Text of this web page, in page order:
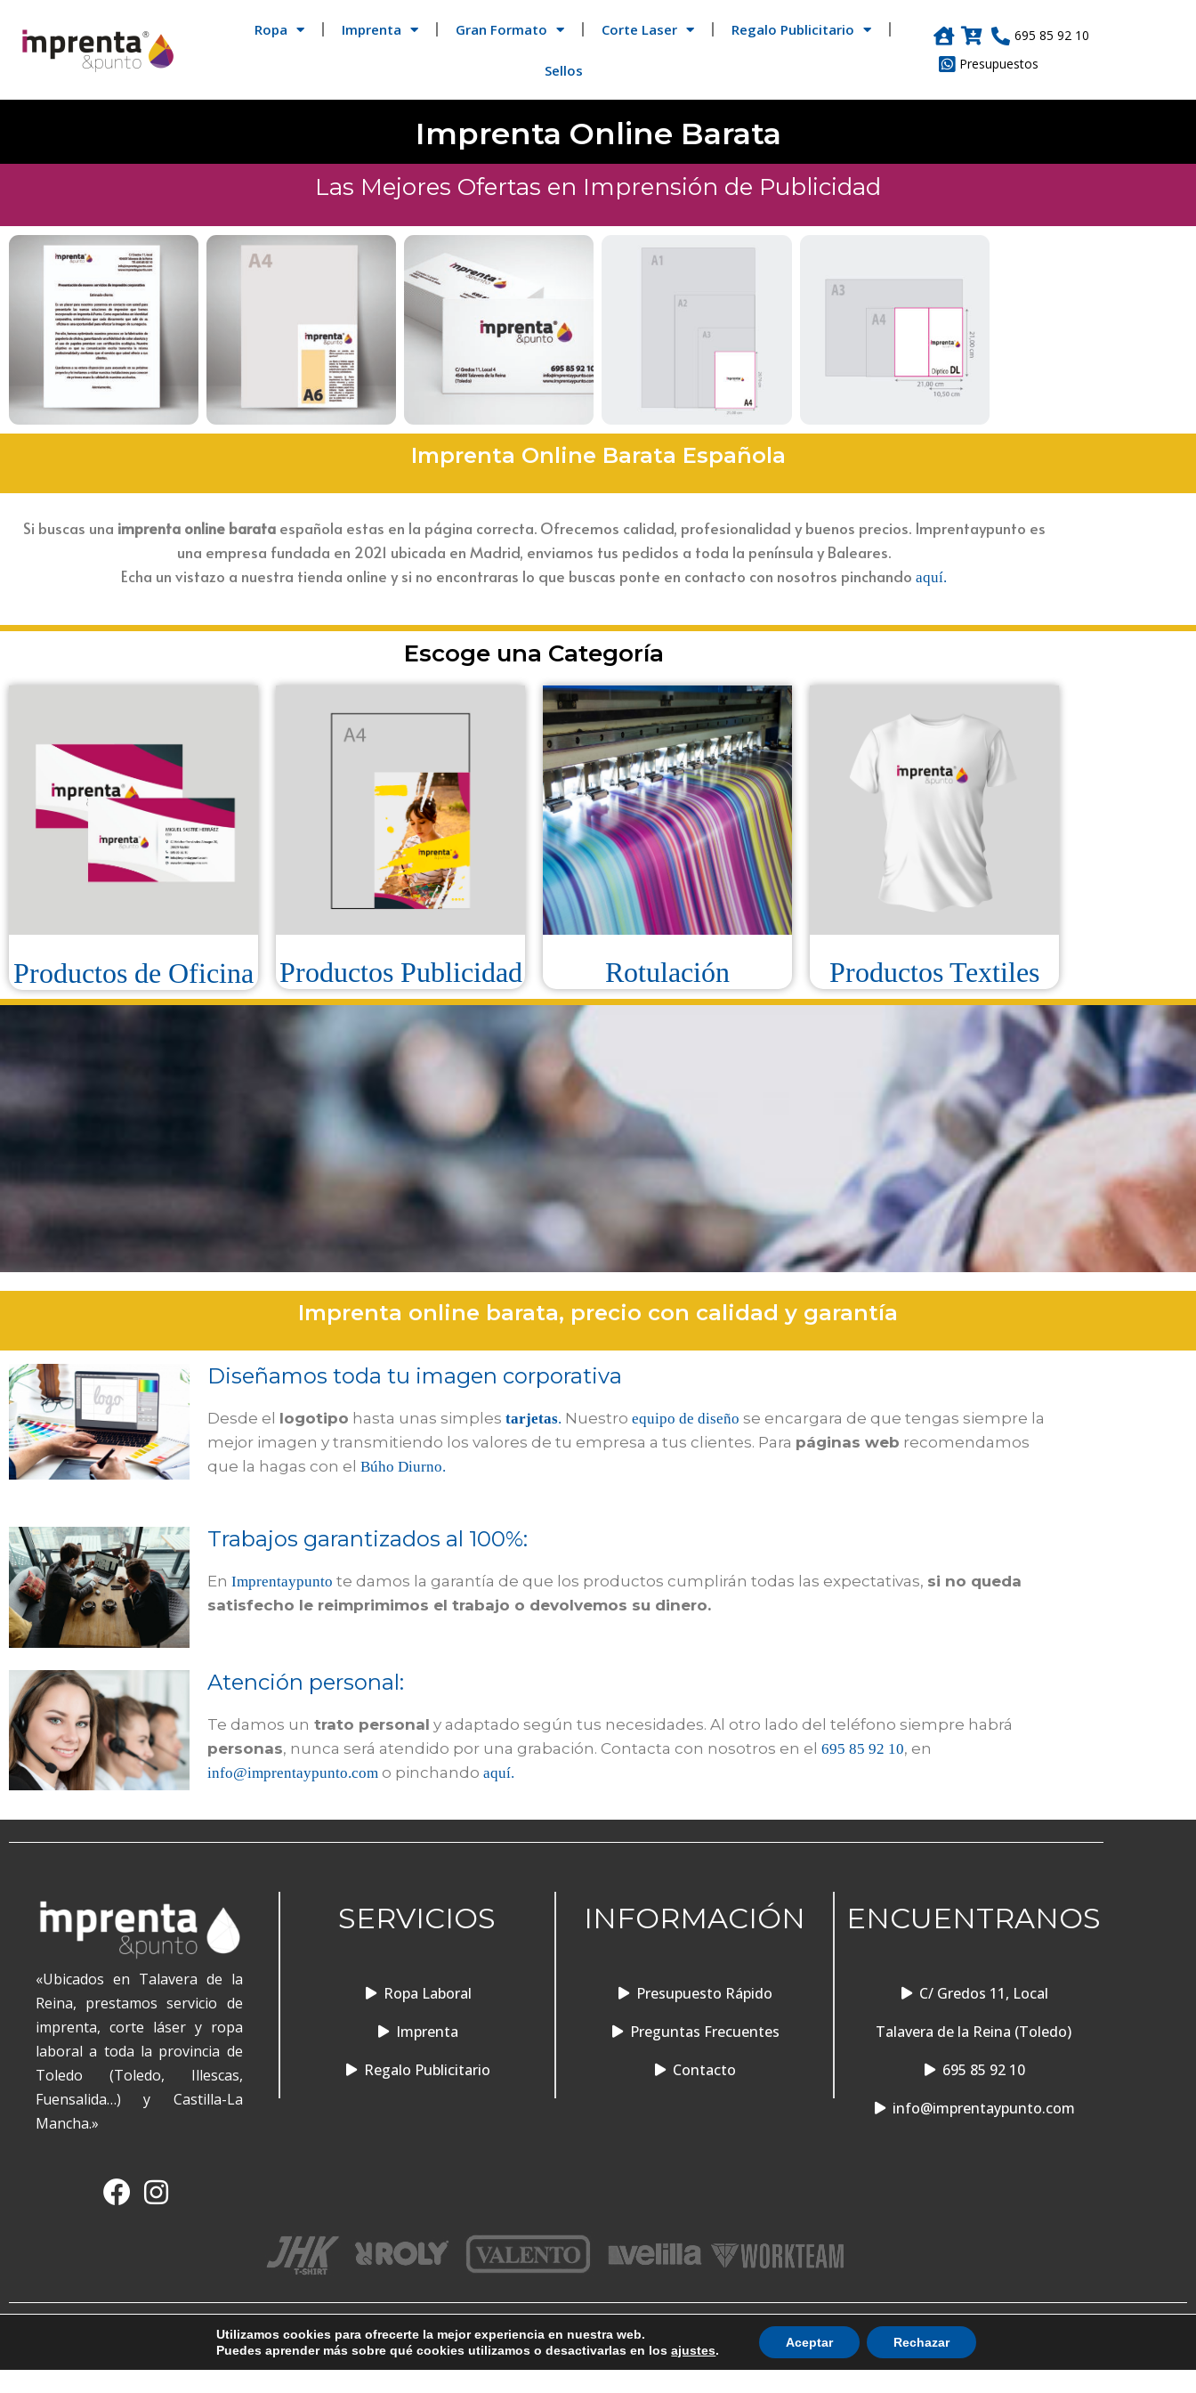
Ropa Imprenta Gran Formato Corte Laser Regalo Publicitario
Sellos
695 85 92 10
Presupuestos
Imprenta Online Barata
Las Mejores Ofertas en Imprensión de Publicidad
Imprenta Online Barata Española
Si buscas una imprenta online barataespañola estas en la página correcta. Ofrecemos calidad, profesionalidad y buenos precios. Imprentaypunto es
una empresa fundada en 2021 ubicada en Madrid, enviamos tus pedidos a toda la península y Baleares.
Echa un vistazo a nuestra tienda online y si no encontraras lo que buscas ponte en contacto con nosotros pinchando aquí.
Escoge una Categoría
Productos de Oficina Productos Publicidad Rotulación Productos Textiles
Imprenta online barata, precio con calidad y garantía
Diseñamos toda tu imagen corporativa
Desde el logotipo hasta unas simples tarjetas. Nuestro equipo de diseño se encargara de que tengas siempre la
mejor imagen y transmitiendo los valores de tu empresa a tus clientes. Para páginas web recomendamos
que la hagas con el Búho Diurno.
Trabajos garantizados al 100%:
En Imprentaypunto te damos la garantía de que los productos cumplirán todas las expectativas, si no queda
satisfecho le reimprimimos el trabajo o devolvemos su dinero.
Atención personal:
Te damos un trato personal y adaptado según tus necesidades. Al otro lado del teléfono siempre habrá
personas, nunca será atendido por una grabación. Contacta con nosotros en el 695 85 92 10, en
info@imprentaypunto.com o pinchando aquí.
«Ubicados en Talavera de la
Reina, prestamos servicio de
imprenta, corte láser y ropa
laboral a toda la provincia de
Toledo (Toledo, Illescas,
Fuensalida…) y Castilla-La
Mancha.»
SERVICIOS
Ropa Laboral
Imprenta
Regalo Publicitario
INFORMACIÓN
Presupuesto Rápido
Preguntas Frecuentes
Contacto
ENCUENTRANOS
C/ Gredos 11, Local
Talavera de la Reina (Toledo)
695 85 92 10
info@imprentaypunto.com
Imprentaypunto
Aviso Legal–Condiciones de Venta–Protección de datos
Utilizamos cookies para ofrecerte la mejor experiencia en nuestra web.
Puedes aprender más sobre qué cookies utilizamos o desactivarlas en losajustes.
Aceptar Rechazar